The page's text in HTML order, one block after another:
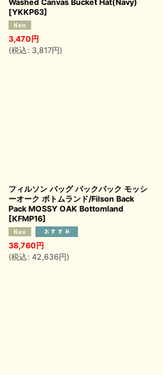
[YKKP63]
3,470円
(税込 : 3,817円)
フィルソン バッグ バックパック モッシ
ーオーク ボトムランド/Filson Back
Pack MOSSY OAK Bottomland
[KFMP16]
38,760円
(税込 : 42,636円)